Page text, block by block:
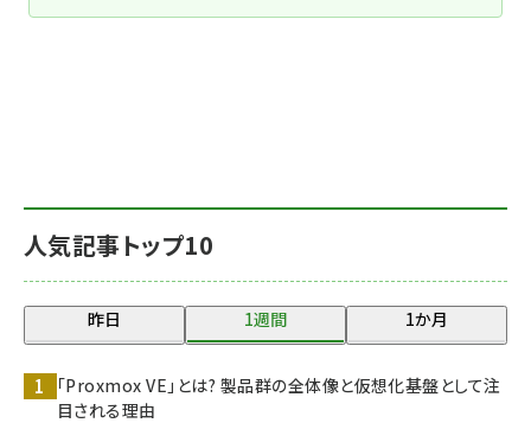
人気記事トップ10
昨日 1週間 1か月
「Proxmox VE」とは? 製品群の全体像と仮想化基盤として注
目される理由